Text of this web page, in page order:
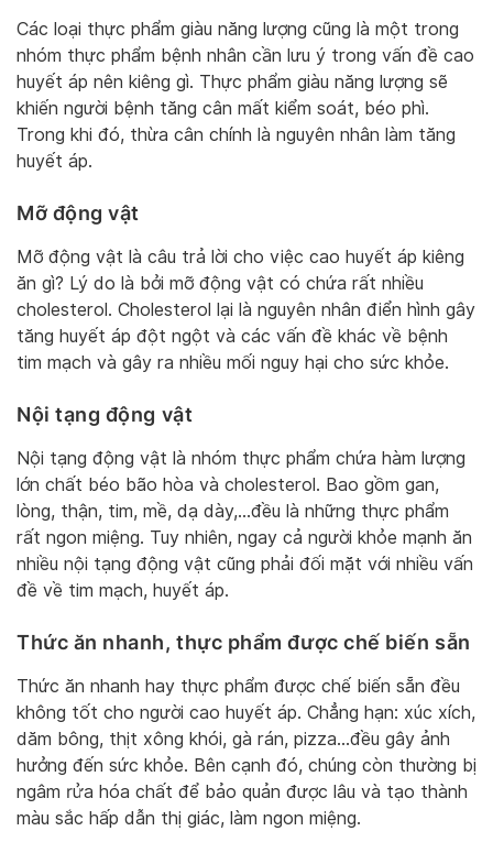
Các loại thực phẩm giàu năng lượng cũng là một trong
nhóm thực phẩm bệnh nhân cần lưu ý trong vấn đề cao
huyết áp nên kiêng gì. Thực phẩm giàu năng lượng sẽ
khiến người bệnh tăng cân mất kiểm soát, béo phì.
Trong khi đó, thừa cân chính là nguyên nhân làm tăng
huyết áp.
Mỡ động vật
Mỡ động vật là câu trả lời cho việc cao huyết áp kiêng
ăn gì? Lý do là bởi mỡ động vật có chứa rất nhiều
cholesterol. Cholesterol lại là nguyên nhân điển hình gây
tăng huyết áp đột ngột và các vấn đề khác về bệnh
tim mạch và gây ra nhiều mối nguy hại cho sức khỏe.
Nội tạng động vật
Nội tạng động vật là nhóm thực phẩm chứa hàm lượng
lớn chất béo bão hòa và cholesterol. Bao gồm gan,
lòng, thận, tim, mề, dạ dày,…đều là những thực phẩm
rất ngon miệng. Tuy nhiên, ngay cả người khỏe mạnh ăn
nhiều nội tạng động vật cũng phải đối mặt với nhiều vấn
đề về tim mạch, huyết áp.
Thức ăn nhanh, thực phẩm được chế biến sẵn
Thức ăn nhanh hay thực phẩm được chế biến sẵn đều
không tốt cho người cao huyết áp. Chẳng hạn: xúc xích,
dăm bông, thịt xông khói, gà rán, pizza…đều gây ảnh
hưởng đến sức khỏe. Bên cạnh đó, chúng còn thường bị
ngâm rửa hóa chất để bảo quản được lâu và tạo thành
màu sắc hấp dẫn thị giác, làm ngon miệng.